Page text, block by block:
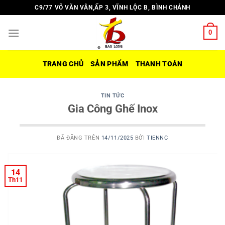
đến
nội
C9/77 VÕ VĂN VÂN,ẤP 3, VĨNH LỘC B, BÌNH CHÁNH
0
TRANG CHỦ SẢN PHẨM THANH TOÁN
TIN TỨC
Gia Công Ghế Inox
ĐÃ ĐĂNG TRÊN 14/11/2025 BỞITIENNC
14
Th11